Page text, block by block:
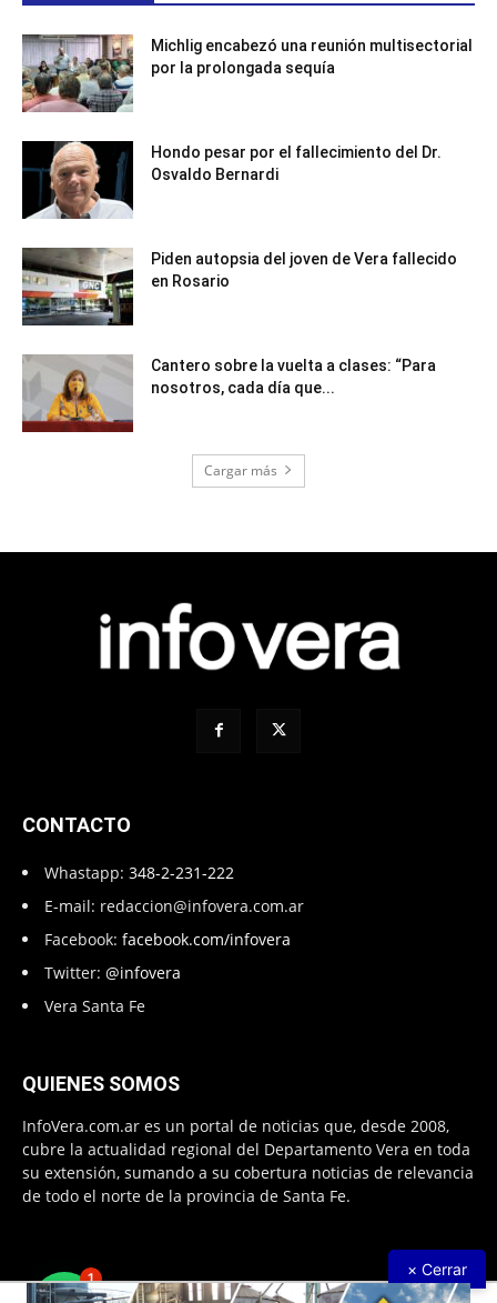
Michlig encabezó una reunión multisectorial
por la prolongada sequía
Hondo pesar por el fallecimiento del Dr.
Osvaldo Bernardi
Piden autopsia del joven de Vera fallecido
en Rosario
Cantero sobre la vuelta a clases: “Para
nosotros, cada día que...
Cargar más
CONTACTO
Whastapp: 348-2-231-222
E-mail: redaccion@infovera.com.ar
Facebook: facebook.com/infovera
Twitter: @infovera
Vera Santa Fe
QUIENES SOMOS
InfoVera.com.ar es un portal de noticias que, desde 2008,
cubre la actualidad regional del Departamento Vera en toda
su extensión, sumando a su cobertura noticias de relevancia
de todo el norte de la provincia de Santa Fe.
× Cerrar
1